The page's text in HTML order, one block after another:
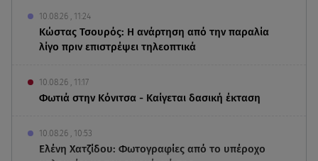
10.08.26 , 11:24
Κώστας Τσουρός: Η ανάρτηση από την παραλία
λίγο πριν επιστρέψει τηλεοπτικά
10.08.26 , 11:17
Φωτιά στην Κόνιτσα - Καίγεται δασική έκταση
10.08.26 , 10:53
Ελένη Χατζίδου: Φωτογραφίες από το υπέροχο